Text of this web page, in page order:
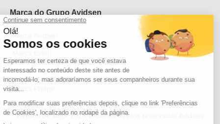
Marca do Grupo Avidsen
Marca Avidsen
Marca Thomson
Marca Philips
Direitos de autor 2026 Todos os direitos reservados Avidsen